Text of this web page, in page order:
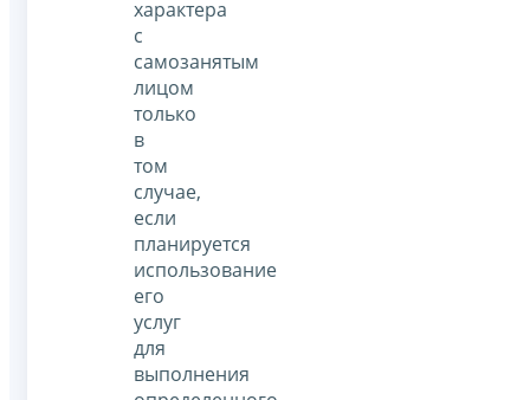
характера
с
самозанятым
лицом
только
в
том
случае,
если
планируется
использование
его
услуг
для
выполнения